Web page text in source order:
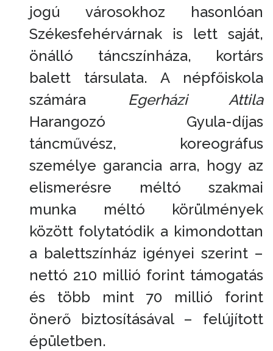
jogú városokhoz hasonlóan
Székesfehérvárnak is lett saját,
önálló táncszínháza, kortárs
balett társulata. A népfőiskola
számára Egerházi Attila
Harangozó Gyula-díjas
táncművész, koreográfus
személye garancia arra, hogy az
elismerésre méltó szakmai
munka méltó körülmények
között folytatódik a kimondottan
a balettszínház igényei szerint –
nettó 210 millió forint támogatás
és több mint 70 millió forint
önerő biztosításával – felújított
épületben.